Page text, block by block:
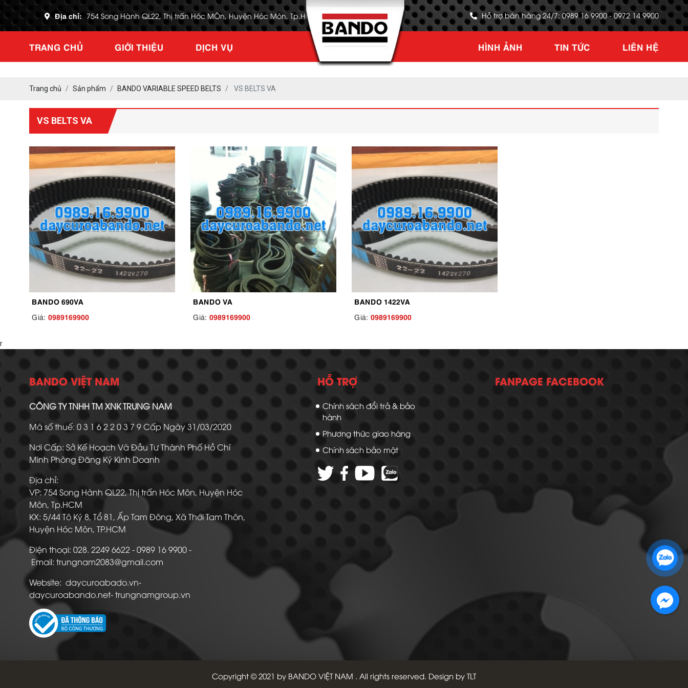
Địa chỉ: 754 Song Hành QL22, Thị trấn Hóc MÔn, Huyện Hóc Môn, Tp.HCM Hỗ trợ bán hàng 24/7: 0989 16 9900 - 0972 14 9900
TRANG CHỦ GIỚI THIỆU DỊCH VỤ HÌNH ẢNH TIN TỨC LIÊN HỆ
Trang chủ Sản phẩm BANDO VARIABLE SPEED BELTS VS BELTS VA
VS BELTS VA
BANDO 690VA
Giá: 0989169900
BANDO VA
Giá: 0989169900
BANDO 1422VA
Giá: 0989169900
r
BANDO VIỆT NAM
CÔNG TY TNHH TM XNK TRUNG NAM
Mã số thuế: 0 3 1 6 2 2 0 3 7 9 Cấp Ngày 31/03/2020
Nơi Cấp: Sở Kế Hoạch Và Đầu Tư Thành Phố Hồ Chí
Minh Phòng Đăng Ký Kinh Doanh
Địa chỉ:
VP: 754 Song Hành QL22, Thị trấn Hóc Môn, Huyện Hóc
Môn, Tp.HCM
KX: 5/44 Tô Ký 8, Tổ 81, Ấp Tam Đông, Xã Thới Tam Thôn,
Huyện Hóc Môn, TP.HCM
Điện thoại: 028. 2249 6622 - 0989 16 9900 -
Email: trungnam2083@gmail.com
Website: daycuroabado.vn-
daycuroabando.net- trungnamgroup.vn
HỖ TRỢ
Chính sách đổi trả & bảo
hành
Phương thức giao hàng
Chính sách bảo mật
FANPAGE FACEBOOK
Copyright © 2021 by BANDO VIỆT NAM . All rights reserved. Design by TLT
Zalo 2: 0972 14 9900